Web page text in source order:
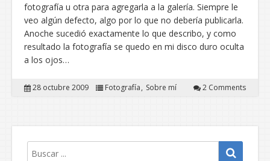
fotografía u otra para agregarla a la galería. Siempre le
veo algún defecto, algo por lo que no debería publicarla.
Anoche sucedió exactamente lo que describo, y como
resultado la fotografía se quedo en mi disco duro oculta
a los ojos…
28 octubre 2009 Fotografía Sobre mí 2 Comments